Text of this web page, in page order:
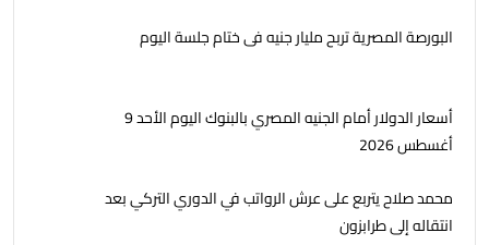
البورصة المصرية تربح مليار جنيه فى ختام جلسة اليوم
أسعار الدولار أمام الجنيه المصري بالبنوك اليوم الأحد 9
أغسطس 2026
محمد صلاح يتربع على عرش الرواتب في الدوري التركي بعد
انتقاله إلى طرابزون